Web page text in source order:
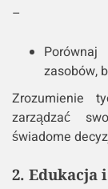
–
zasobów,
Zrozumienie
zarządzać
świadome
2. Edukacja